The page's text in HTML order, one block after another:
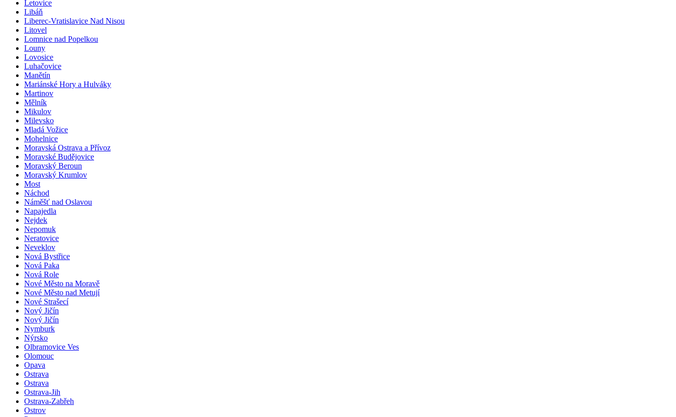
Letovice
Libáň
Liberec-Vratislavice Nad Nisou
Litovel
Lomnice nad Popelkou
Louny
Lovosice
Luhačovice
Manětín
Mariánské Hory a Hulváky
Martinov
Mělník
Mikulov
Milevsko
Mladá Vožice
Mohelnice
Moravská Ostrava a Přívoz
Moravské Budějovice
Moravský Beroun
Moravský Krumlov
Most
Náchod
Náměšť nad Oslavou
Napajedla
Nejdek
Nepomuk
Neratovice
Neveklov
Nová Bystřice
Nová Paka
Nová Role
Nové Město na Moravě
Nové Město nad Metují
Nové Strašecí
Nový Jičín
Nový Jičín
Nymburk
Nýrsko
Olbramovice Ves
Olomouc
Opava
Ostrava
Ostrava
Ostrava-Jih
Ostrava-Zabřeh
Ostrov